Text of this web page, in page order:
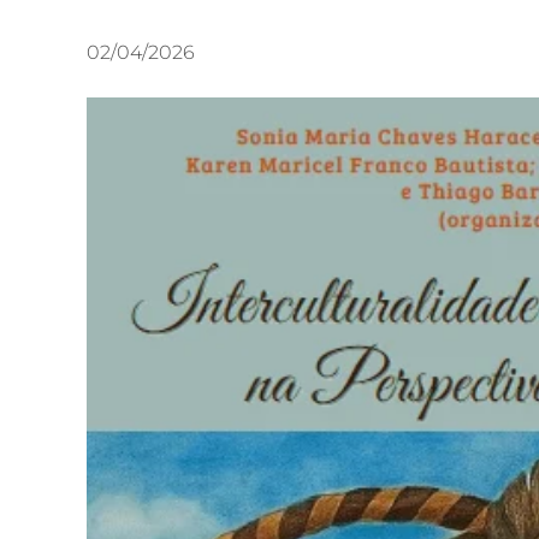
02/04/2026